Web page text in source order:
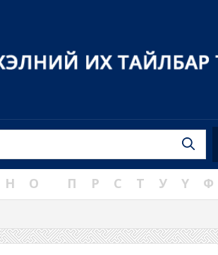
Н О П Р С Т У Ү Ф